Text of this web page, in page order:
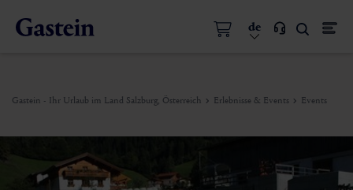
de
Gastein - Ihr Urlaub im Land Salzburg, Österreich Erlebnisse & Events Events